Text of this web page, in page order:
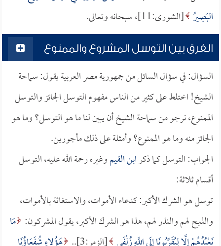
البَصِيرُ [الشورى:11]، سبحانه وتعالى.
الفرق بين التوسل المشروع والممنوع
السؤال: في سؤال السائل من جمهورية مصر العربية يقول: سماحة
الشيخ! اختلط على كثير من الناس مفهوم التوسل الجائز والتوسل
الممنوع، نرجو من سماحة الشيخ أن يبين لنا ما هو التوسل؟ وما هو
الجائز منه وما هو الممنوع؟ وأمثلة على ذلك مأجورين.
الجواب: التوسل كما ذكرابن القيموغيره رحمة الله عليه، التوسل
أقسام ثلاثة:
توسل هو الشرك الأكبر: كدعاء الأموات، والاستغاثة بالأموات،
والذبح لهم والنذر لهم، هذا هو الشرك الأكبر، يقول المشركون: مَا